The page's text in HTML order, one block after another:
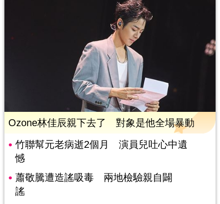
Ozone林佳辰親下去了 對象是他全場暴動
竹聯幫元老病逝2個月 演員兒吐心中遺
憾
蕭敬騰遭造謠吸毒 兩地檢驗親自闢
謠